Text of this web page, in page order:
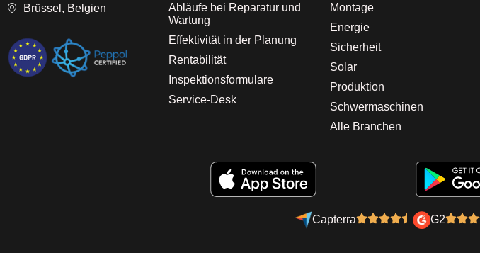
Brüssel, Belgien
Abläufe bei Reparatur und
Wartung
Effektivität in der Planung
Rentabilität
Inspektionsformulare
Service-Desk
Montage
Energie
Sicherheit
Solar
Produktion
Schwermaschinen
Alle Branchen
Capterra G2